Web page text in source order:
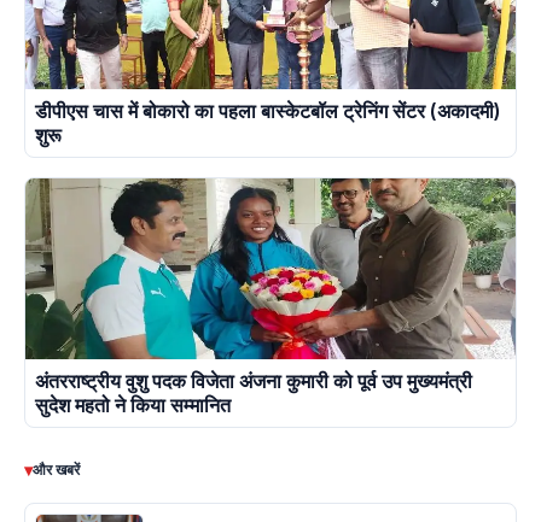
डीपीएस चास में बोकारो का पहला बास्केटबॉल ट्रेनिंग सेंटर (अकादमी)
शुरू
अंतरराष्ट्रीय वुशु पदक विजेता अंजना कुमारी को पूर्व उप मुख्यमंत्री
सुदेश महतो ने किया सम्मानित
▾और खबरें